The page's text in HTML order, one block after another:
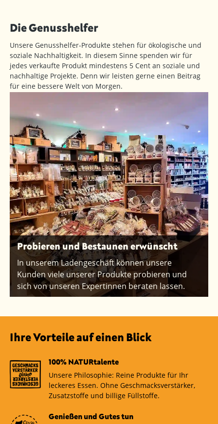
Die Genusshelfer
Unsere Genusshelfer-Produkte stehen für ökologische und
soziale Nachhaltigkeit. In diesem Sinne spenden wir für
jedes verkaufte Produkt mindestens 5 Cent an soziale und
nachhaltige Projekte. Denn wir leisten gerne einen Beitrag
für eine bessere Welt von Morgen.
Probieren und Bestaunen erwünscht
In unserem Ladengeschäft können unsere
Kunden viele unserer Produkte probieren und
sich von unseren Expertinnen beraten lassen.
Ihre Vorteile auf einen Blick
100% NATURtalente
Unsere Philosophie: Reine Produkte für Ihr
leckeres Essen. Ohne Geschmacksverstärker,
Zusatzstoffe und billige Füllstoffe.
Genießen und Gutes tun